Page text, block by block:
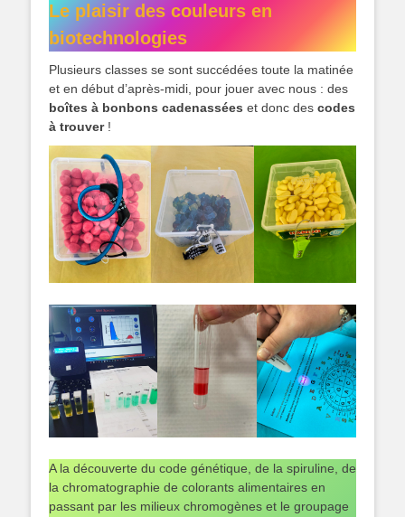
Le plaisir des couleurs en
biotechnologies
Plusieurs classes se sont succédées toute la matinée
et en début d’après-midi, pour jouer avec nous : des
boîtes à bonbons cadenassées et donc des codes
à trouver!
A la découverte du code génétique, de la spiruline, de
la chromatographie de colorants alimentaires en
passant par les milieux chromogènes et le groupage